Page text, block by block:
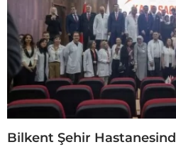
Bilkent Şehir